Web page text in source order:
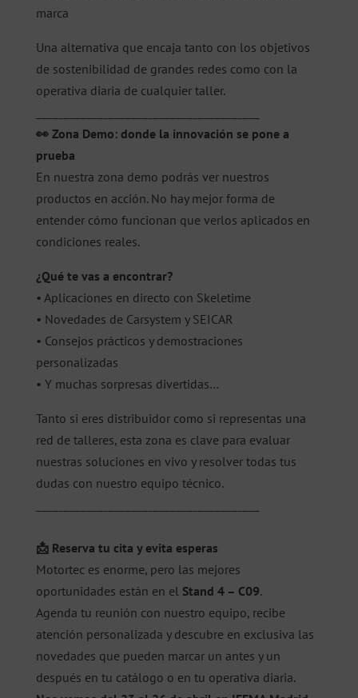
marca
Una alternativa que encaja tanto con los objetivos
de sostenibilidad de grandes redes como con la
operativa diaria de cualquier taller.
👀 Zona Demo: donde la innovación se pone a
prueba
En nuestra zona demo podrás ver nuestros
productos en acción. No hay mejor forma de
entender cómo funcionan que verlos aplicados en
condiciones reales.
¿Qué te vas a encontrar?
• Aplicaciones en directo con Skeletime
• Novedades de Carsystem y SEICAR
• Consejos prácticos y demostraciones
personalizadas
• Y muchas sorpresas divertidas…
Tanto si eres distribuidor como si representas una
red de talleres, esta zona es clave para evaluar
nuestras soluciones en vivo y resolver todas tus
dudas con nuestro equipo técnico.
📩 Reserva tu cita y evita esperas
Motortec es enorme, pero las mejores
oportunidades están en el Stand 4 – C09.
Agenda tu reunión con nuestro equipo, recibe
atención personalizada y descubre en exclusiva las
novedades que pueden marcar un antes y un
después en tu catálogo o en tu operativa diaria.